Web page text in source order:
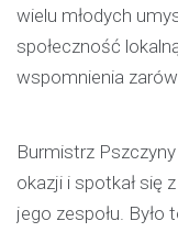
wielu młodych
społeczność
wspomnienia
Burmistrz
okazji i spotkał się
jego zespołu.